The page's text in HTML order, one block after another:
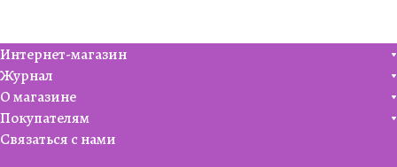
Интернет-магазин
Журнал
О магазине
Покупателям
Связаться с нами